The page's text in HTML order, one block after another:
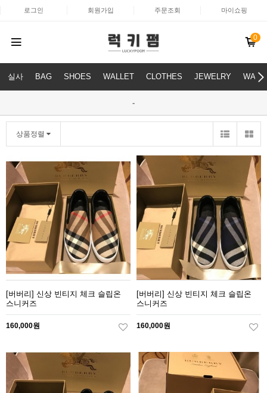
로그인 회원가입 주문조회 마이쇼핑
0
실사 BAG SHOES WALLET CLOTHES JEWELRY
-
상품정렬
[버버리] 신상 빈티지 체크 슬립온
스니커즈
160,000원
[버버리] 신상 빈티지 체크 슬립온
스니커즈
160,000원